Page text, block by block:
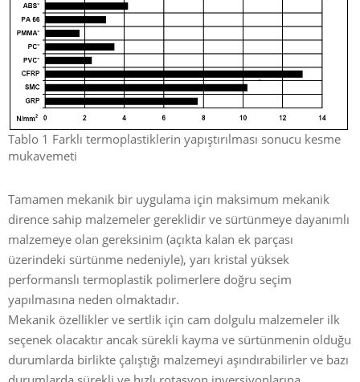
Tablo 1 Farklı termoplastiklerin yapıştırılması sonucu kesme
mukavemeti
Tamamen mekanik bir uygulama için maksimum mekanik
dirence sahip malzemeler gereklidir ve sürtünmeye dayanımlı
malzemeye olan gereksinim (açıkta kalan ek parçası
üzerindeki sürtünme nedeniyle), yarı kristal yüksek
performanslı termoplastik polimerlere doğru seçim
yapılmasına neden olmaktadır.
Mekanik özellikler ve sertlik için cam dolgulu malzemeler ilk
seçenek olacaktır ancak sürekli kayma ve sürtünmenin olduğu
durumlarda birlikte çalıştığı malzemeyi aşındırabilirler ve bazı